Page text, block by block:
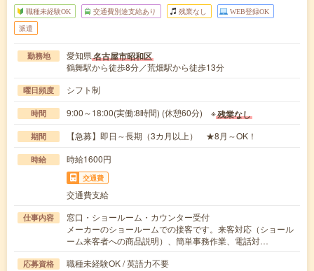
職種未経験OK 交通費別途支給あり 残業なし WEB登録OK
派遣
勤務地 愛知県名古屋市昭和区
鶴舞駅から徒歩8分／荒畑駅から徒歩13分
曜日頻度 シフト制
時間 9:00～18:00(実働:8時間) (休憩60分) ※残業なし
期間 【急募】即日～長期（3カ月以上） ★8月～OK！
時給 時給1600円
交通費
交通費支給
仕事内容
窓口・ショールーム・カウンター受付
メーカーのショールームでの接客です。来客対応（ショール
ーム来客者への商品説明）、簡単事務作業、電話対…
応募資格
職種未経験OK / 英語力不要